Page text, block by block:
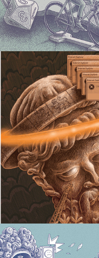
Buste néon
2019
Toile de Jouy #3